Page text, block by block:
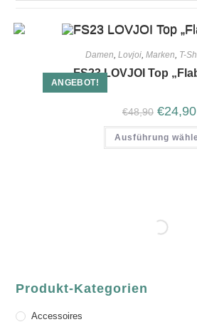
ANGEBOT!
Damen, Lovjoi, Marken, T-
FS23 LOVJOI Top
€48,90 €24,90
Ausführung
Produkt-Kategorien
Accessoires